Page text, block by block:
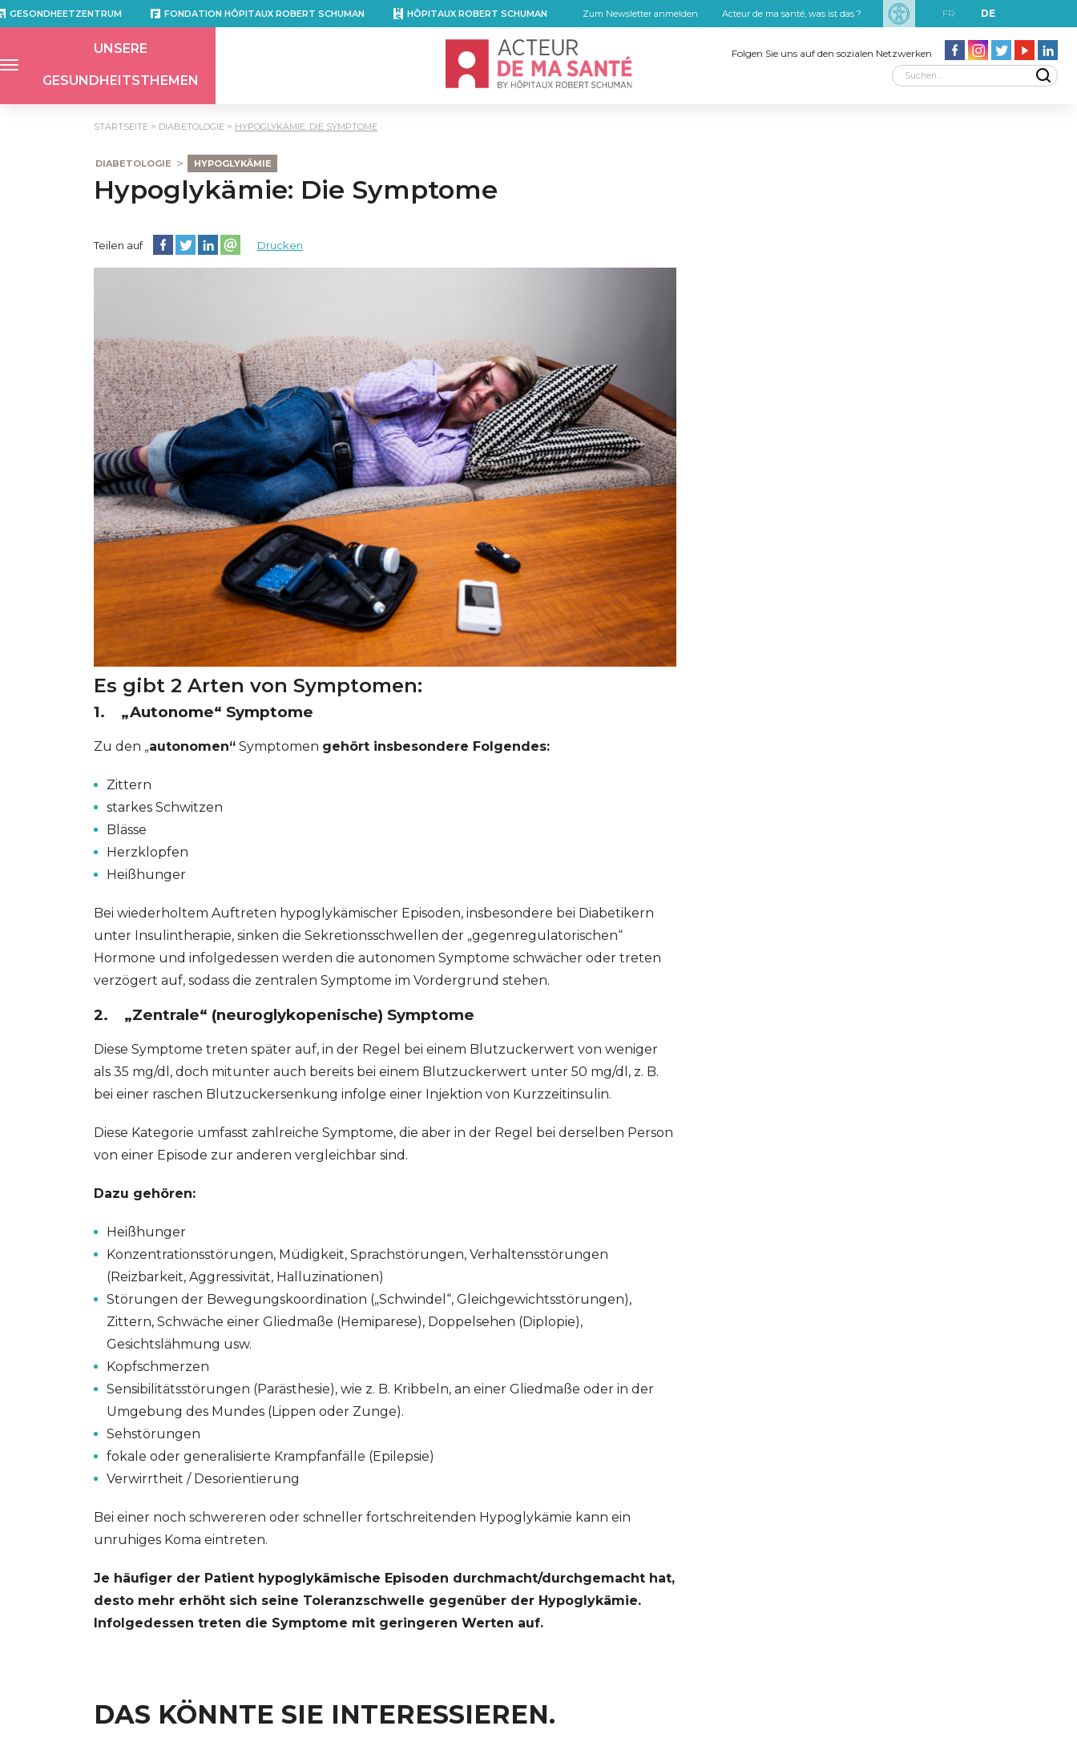
GESONDHEETZENTRUM FONDATION HÔPITAUX ROBERT SCHUMAN HÔPITAUX ROBERT SCHUMAN Zum Newsletter anmelden Acteur de ma santé, was ist das ? FR DE
UNSERE
GESUNDHEITSTHEMEN
Accueil - Acteur de ma santé, by HôpitauxRobert SchumanFolgen Sie uns auf den sozialen Netzwerken
GESONDHEETZENTRUM FONDATION HÔPITAUX ROBERT SCHUMAN HÔPITAUX ROBERT SCHUMAN
STARTSEITE DIABETOLOGIE HYPOGLYKÄMIE: DIE SYMPTOME
DIABETOLOGIE HYPOGLYKÄMIE
Hypoglykämie: Die Symptome
Teilen auf Diese Seite auf Facebook teilen
Diese Seite auf Twitter teilen
Diese Seite auf LinkedIn teilen
Partager cette page sur email
Drucken
Es gibt 2 Arten von Symptomen:
1. „Autonome“ Symptome
Zu den „autonomen“Symptomen gehört insbesondere Folgendes:
Zittern
starkes Schwitzen
Blässe
Herzklopfen
Heißhunger
Bei wiederholtem Auftreten hypoglykämischer Episoden, insbesondere bei Diabetikern
unter Insulintherapie, sinken die Sekretionsschwellen der „gegenregulatorischen“
Hormone und infolgedessen werden die autonomen Symptome schwächer oder treten
verzögert auf, sodass die zentralen Symptome im Vordergrund stehen.
2. „Zentrale“ (neuroglykopenische) Symptome
Diese Symptome treten später auf, in der Regel bei einem Blutzuckerwert von weniger
als 35 mg/dl, doch mitunter auch bereits bei einem Blutzuckerwert unter 50 mg/dl, z. B.
bei einer raschen Blutzuckersenkung infolge einer Injektion von Kurzzeitinsulin.
Diese Kategorie umfasst zahlreiche Symptome, die aber in der Regel bei derselben Person
von einer Episode zur anderen vergleichbar sind.
Dazu gehören:
Heißhunger
Konzentrationsstörungen, Müdigkeit, Sprachstörungen, Verhaltensstörungen
(Reizbarkeit, Aggressivität, Halluzinationen)
Störungen der Bewegungskoordination („Schwindel“, Gleichgewichtsstörungen),
Zittern, Schwäche einer Gliedmaße (Hemiparese), Doppelsehen (Diplopie),
Gesichtslähmung usw.
Kopfschmerzen
Sensibilitätsstörungen (Parästhesie), wie z. B. Kribbeln, an einer Gliedmaße oder in der
Umgebung des Mundes (Lippen oder Zunge).
Sehstörungen
fokale oder generalisierte Krampfanfälle (Epilepsie)
Verwirrtheit / Desorientierung
Bei einer noch schwereren oder schneller fortschreitenden Hypoglykämie kann ein
unruhiges Koma eintreten.
Je häufiger der Patient hypoglykämische Episoden durchmacht/durchgemacht hat,
desto mehr erhöht sich seine Toleranzschwelle gegenüber der Hypoglykämie.
Infolgedessen treten die Symptome mit geringeren Werten auf.
DAS KÖNNTE SIE INTERESSIEREN.